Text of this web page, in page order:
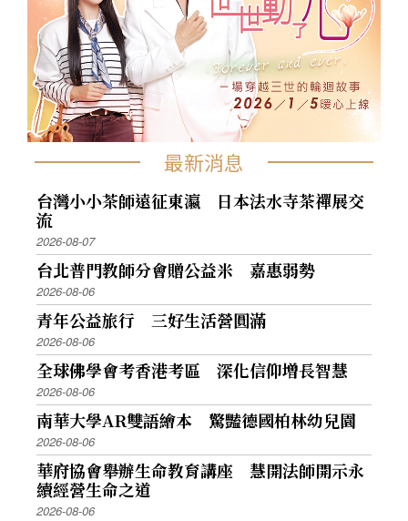
最新消息
台灣小小茶師遠征東瀛 日本法水寺茶禪展交
流
2026-08-07
台北普門教師分會贈公益米 嘉惠弱勢
2026-08-06
青年公益旅行 三好生活營圓滿
2026-08-06
全球佛學會考香港考區 深化信仰增長智慧
2026-08-06
南華大學AR雙語繪本 驚豔德國柏林幼兒園
2026-08-06
華府協會舉辦生命教育講座 慧開法師開示永
續經營生命之道
2026-08-06